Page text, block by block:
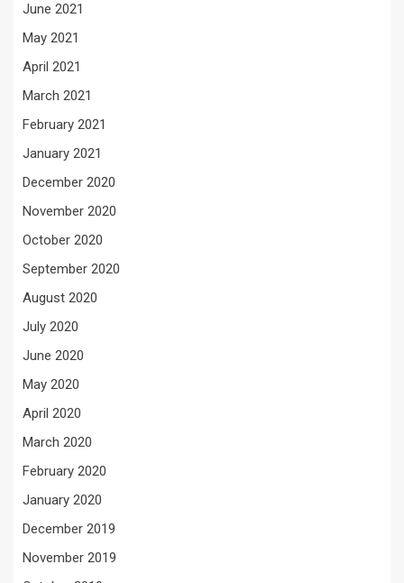
June 2021
May 2021
April 2021
March 2021
February 2021
January 2021
December 2020
November 2020
October 2020
September 2020
August 2020
July 2020
June 2020
May 2020
April 2020
March 2020
February 2020
January 2020
December 2019
November 2019